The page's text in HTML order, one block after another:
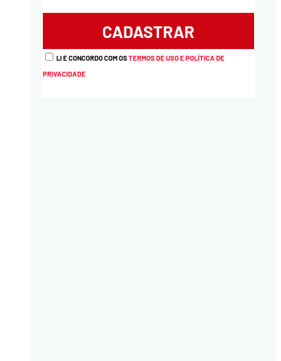
LI E CONCORDO COM OSTERMOS DE USO E POLÍTICA DE
PRIVACIDADE